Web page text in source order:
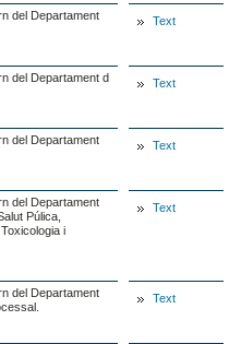
del Departament
Text
del Departament d
Text
del Departament
Text
del Departament
Púlica,
i
Text
del Departament
Text